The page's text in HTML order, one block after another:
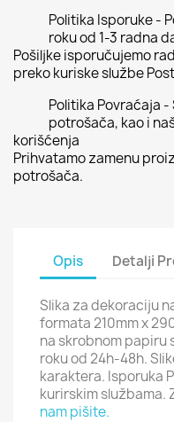
Politika Isporuke -
roku od 1-3 radna
Pošiljke isporučujemo
preko kuriske službe
Politika Povraćaja
potrošača, kao i
korišćenja
Prihvatamo zamenu
potrošača.
Opis Detalji
Slika za dekoraciju
formata 210mm x
na skrobnom papiru
roku od 24h-48h.
karaktera. Isporuka
kurirskim službama.
nam pišite.